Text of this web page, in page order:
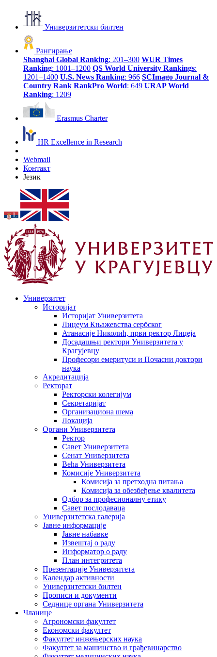
Универзитетски билтен
Рангирање
Shanghai Global Ranking: 201–300 WUR Times
Ranking: 1001–1200 QS World University Rankings:
1201–1400 U.S. News Ranking: 966 SCImago Journal &
Country Rank RankPro World: 649 URAP World
Ranking: 1209
Erasmus Charter
HR Excellence in Research
Webmail
Контакт
Језик
Универзитет
Историјат
Историјат Универзитета
Лицеум Књажевства сербског
Атанасије Николић, први ректор Лицеја
Досадашњи ректори Универзитета у
Крагујевцу
Професори емеритуси и Почасни доктори
наука
Акредитација
Ректорат
Ректорски колегијум
Секретаријат
Организациона шема
Локација
Органи Универзитета
Ректор
Савет Универзитета
Сенат Универзитета
Већа Универзитета
Комисије Универзитета
Комисија за претходна питања
Комисија за обезбеђење квалитета
Одбор за професионалну етику
Савет послодаваца
Универзитетска галерија
Јавне информације
Јавне набавке
Извештај о раду
Информатор о раду
План интегритета
Презентације Универзитета
Календар активности
Универзитетски билтен
Прописи и документи
Седнице органа Универзитета
Чланице
Агрономски факултет
Економски факултет
Факултет инжењерских наука
Факултет за машинство и грађевинарство